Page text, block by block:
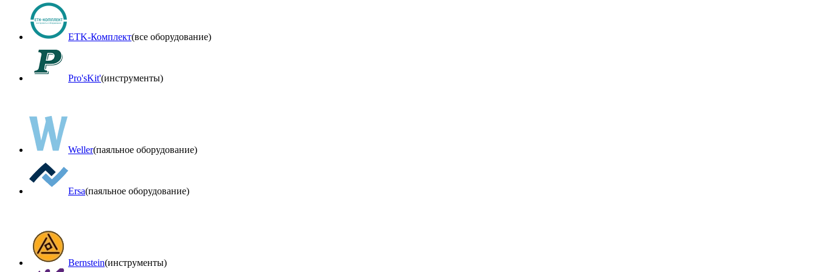
ETK-Комплект(все оборудование)
Pro'sKit'(инструменты)
Weller(паяльное оборудование)
Ersa(паяльное оборудование)
Bernstein(инструменты)